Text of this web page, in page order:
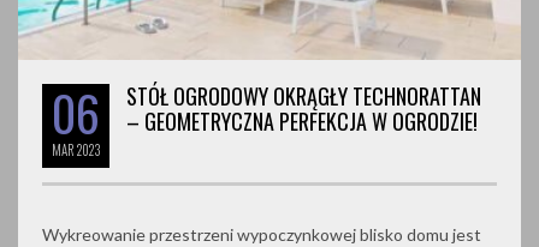
06
MAR2023
STÓŁ OGRODOWY OKRĄGŁY TECHNORATTAN
– GEOMETRYCZNA PERFEKCJA W OGRODZIE!
Wykreowanie przestrzeni wypoczynkowej blisko domu jest